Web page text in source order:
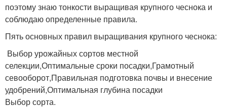
поэтому знаю тонкости выращивая крупного чеснока и
соблюдаю определенные правила.
Пять основных правил выращивания крупного чеснока:
Выбор урожайных сортов местной
селекции,Оптимальные сроки посадки,Грамотный
севооборот,Правильная подготовка почвы и внесение
удобрений,Оптимальная глубина посадки
Выбор сорта.